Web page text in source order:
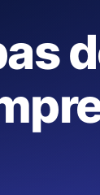
cloud con
liderado por
a escala y
categorías de
categorías de